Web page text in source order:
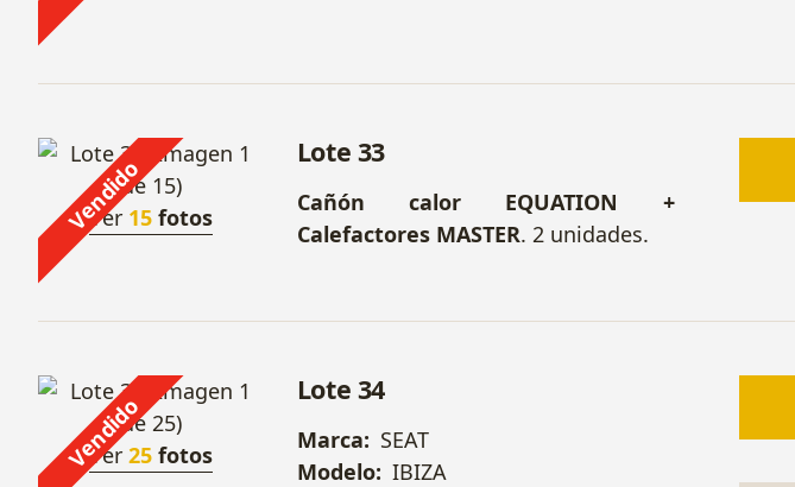
Vendido
Ver 15 fotos
Lote 33
Cañón calor EQUATION +
Calefactores MASTER. 2 unidades.
Vendido
Ver25 fotos
Lote 34
Marca: SEAT
Modelo: IBIZA